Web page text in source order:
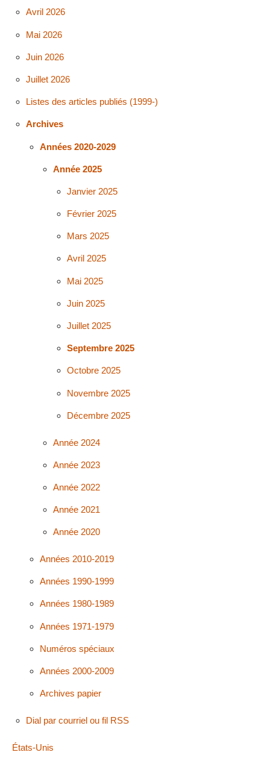
Avril 2026
Mai 2026
Juin 2026
Juillet 2026
Listes des articles publiés (1999-)
Archives
Années 2020-2029
Année 2025
Janvier 2025
Février 2025
Mars 2025
Avril 2025
Mai 2025
Juin 2025
Juillet 2025
Septembre 2025
Octobre 2025
Novembre 2025
Décembre 2025
Année 2024
Année 2023
Année 2022
Année 2021
Année 2020
Années 2010-2019
Années 1990-1999
Années 1980-1989
Années 1971-1979
Numéros spéciaux
Années 2000-2009
Archives papier
Dial par courriel ou fil RSS
États-Unis